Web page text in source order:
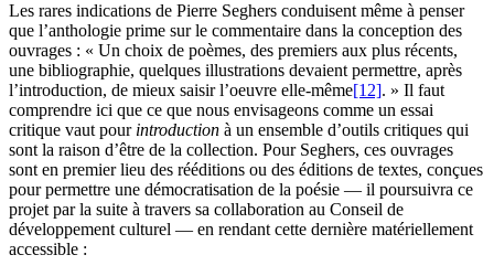
Les rares indications de Pierre Seghers conduisent même à penser
que l’anthologie prime sur le commentaire dans la conception des
ouvrages : « Un choix de poèmes, des premiers aux plus récents,
une bibliographie, quelques illustrations devaient permettre, après
l’introduction, de mieux saisir l’oeuvre elle-même[12]. » Il faut
comprendre ici que ce que nous envisageons comme un essai
critique vaut pour introduction à un ensemble d’outils critiques qui
sont la raison d’être de la collection. Pour Seghers, ces ouvrages
sont en premier lieu des rééditions ou des éditions de textes, conçues
pour permettre une démocratisation de la poésie — il poursuivra ce
projet par la suite à travers sa collaboration au Conseil de
développement culturel — en rendant cette dernière matériellement
accessible :